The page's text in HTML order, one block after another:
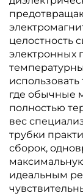
целостность
электронных
где обычные
полностью
вес
трубки
сборок,
идеальным